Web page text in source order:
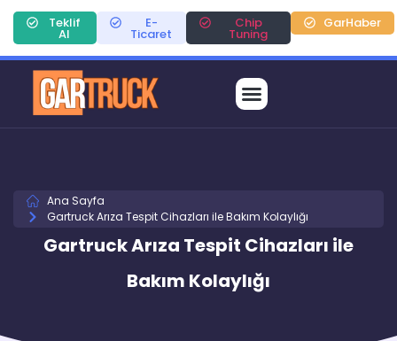
Teklif
Al
E-
Ticaret
Chip
Tuning
GarHaber
Ana Sayfa
Gartruck Arıza Tespit Cihazları ile Bakım Kolaylığı
Gartruck Arıza Tespit Cihazları ile
Bakım Kolaylığı